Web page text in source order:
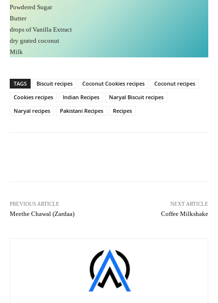
Powdered Sugar
Butter
drops of Vanilla Extract
dry grated coconut
Milk
TAGS Biscuit recipes Coconut Cookies recipes
Coconut recipes
Cookies recipes
Indian Recipes
Naryal Biscuit recipes
Naryal recipes
Pakistani Recipes Recipes
PREVIOUS ARTICLE
Meethe Chawal (Zardaa)
NEXT ARTICLE
Coffee Milkshake